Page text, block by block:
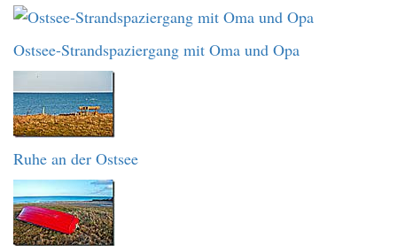
Ostsee-Strandspaziergang mit Oma und Opa
Ruhe an der Ostsee